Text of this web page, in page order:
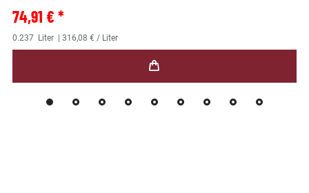
74,91 € *
0.237 Liter | 316,08 € / Liter